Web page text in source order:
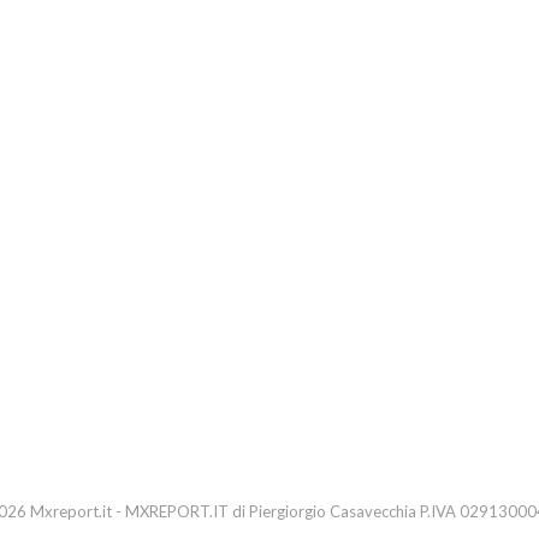
Mxreport.it - MXREPORT.IT di Piergiorgio Casavecchia P.IVA